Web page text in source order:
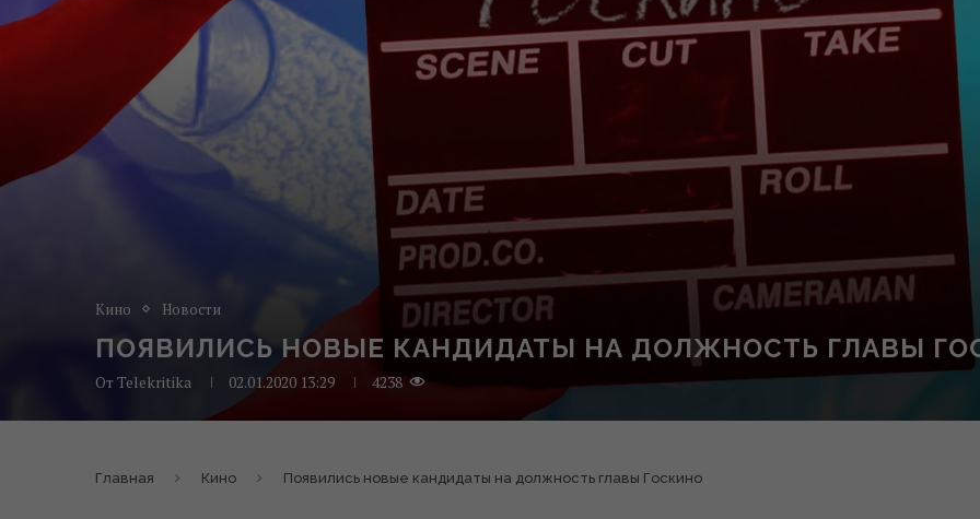
Кино Новости
ПОЯВИЛИСЬ НОВЫЕ КАНДИДАТЫ НА ДОЛЖНОСТЬ ГЛАВЫ
От Telekritika 02.01.2020 13:29 4238
Главная Кино Появились новые кандидаты на должность главы Госкино